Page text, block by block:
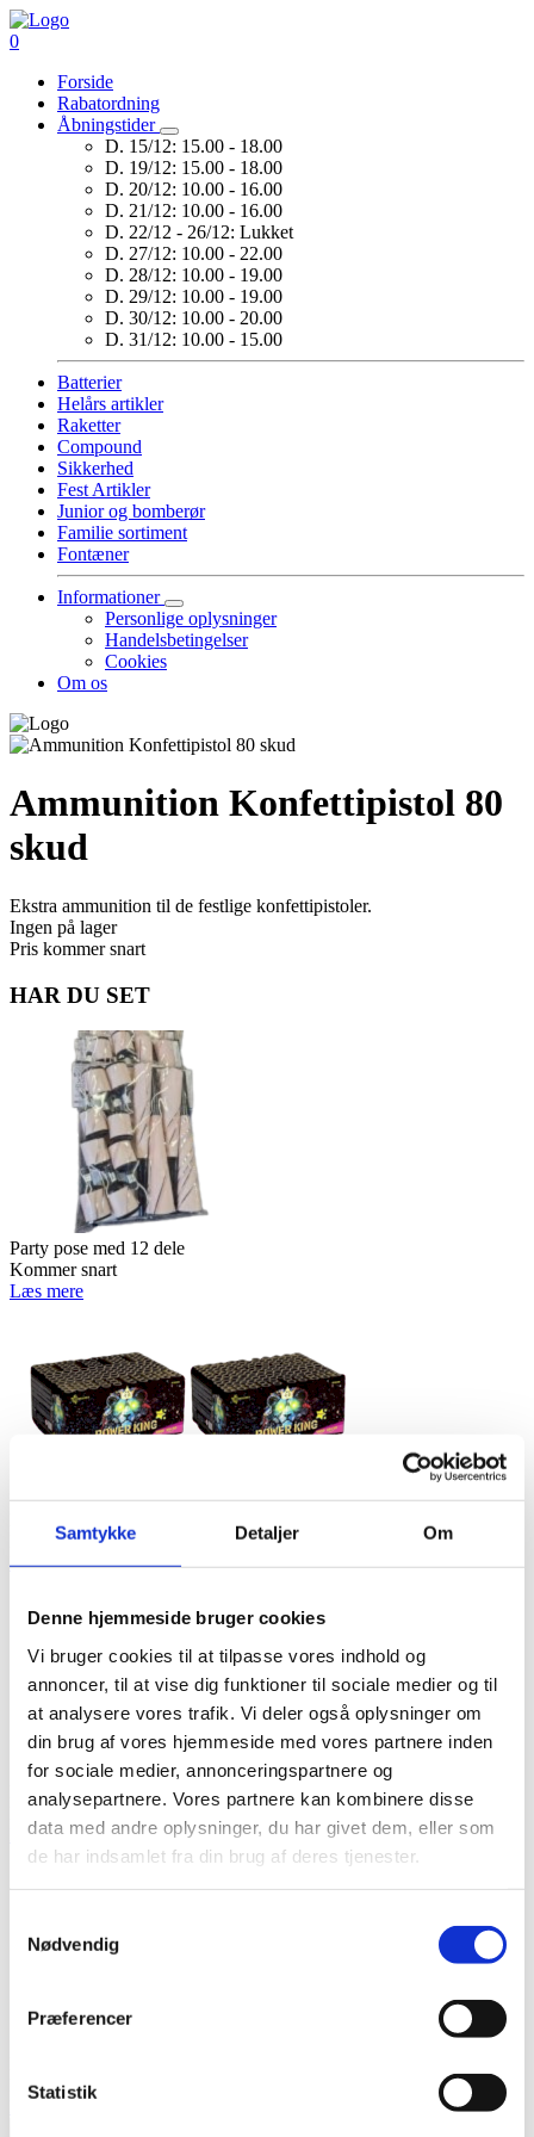
Samtykke Detaljer Om
Denne hjemmeside bruger cookies
Vi bruger cookies til at tilpasse vores indhold og
annoncer, til at vise dig funktioner til sociale medier og til
at analysere vores trafik. Vi deler også oplysninger om
din brug af vores hjemmeside med vores partnere inden
for sociale medier, annonceringspartnere og
analysepartnere. Vores partnere kan kombinere disse
data med andre oplysninger, du har givet dem, eller som
de har indsamlet fra din brug af deres tjenester.
Nødvendig
Præferencer
Statistik
0
Forside
Rabatordning
Åbningstider
D. 15/12: 15.00 - 18.00
D. 19/12: 15.00 - 18.00
D. 20/12: 10.00 - 16.00
D. 21/12: 10.00 - 16.00
D. 22/12 - 26/12: Lukket
D. 27/12: 10.00 - 22.00
D. 28/12: 10.00 - 19.00
D. 29/12: 10.00 - 19.00
D. 30/12: 10.00 - 20.00
D. 31/12: 10.00 - 15.00
Batterier
Helårs artikler
Raketter
Compound
Sikkerhed
Fest Artikler
Junior og bomberør
Familie sortiment
Fontæner
Informationer
Personlige oplysninger
Handelsbetingelser
Cookies
Om os
Ammunition Konfettipistol 80
skud
Ekstra ammunition til de festlige konfettipistoler.
Ingen på lager
Pris kommer snart
HAR DU SET
Party pose med 12 dele
Kommer snart
Læs mere
Kommer snart
Læs mere
Hellfire 3 DPA
Kommer snart
Læs mere
Kommer snart